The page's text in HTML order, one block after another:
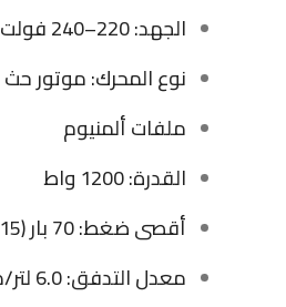
الجهد: 220–240 فولت ~ 50Hz
نوع المحرك: موتور حث
ملفات ألمنيوم
القدرة: 1200 واط
أقصى ضغط: 70 بار (1015 PSI)
معدل التدفق: 6.0 لتر/دقيقة